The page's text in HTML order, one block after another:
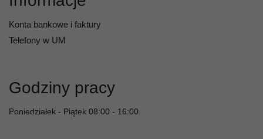
Konta bankowe i faktury
Telefony w UM
Godziny pracy
Poniedziałek - Piątek 08:00 - 16:00